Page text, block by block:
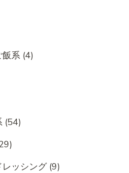
飯系 (4)
(54)
ッシング(9)